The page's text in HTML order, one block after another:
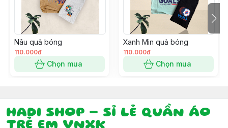
Nâu quả bóng
110.000đ
Chọn mua
Xanh Min quả bóng
110.000đ
Chọn mua
HADI SHOP - SỈ LẺ QUẦN ÁO
TRẺ EM VNXK